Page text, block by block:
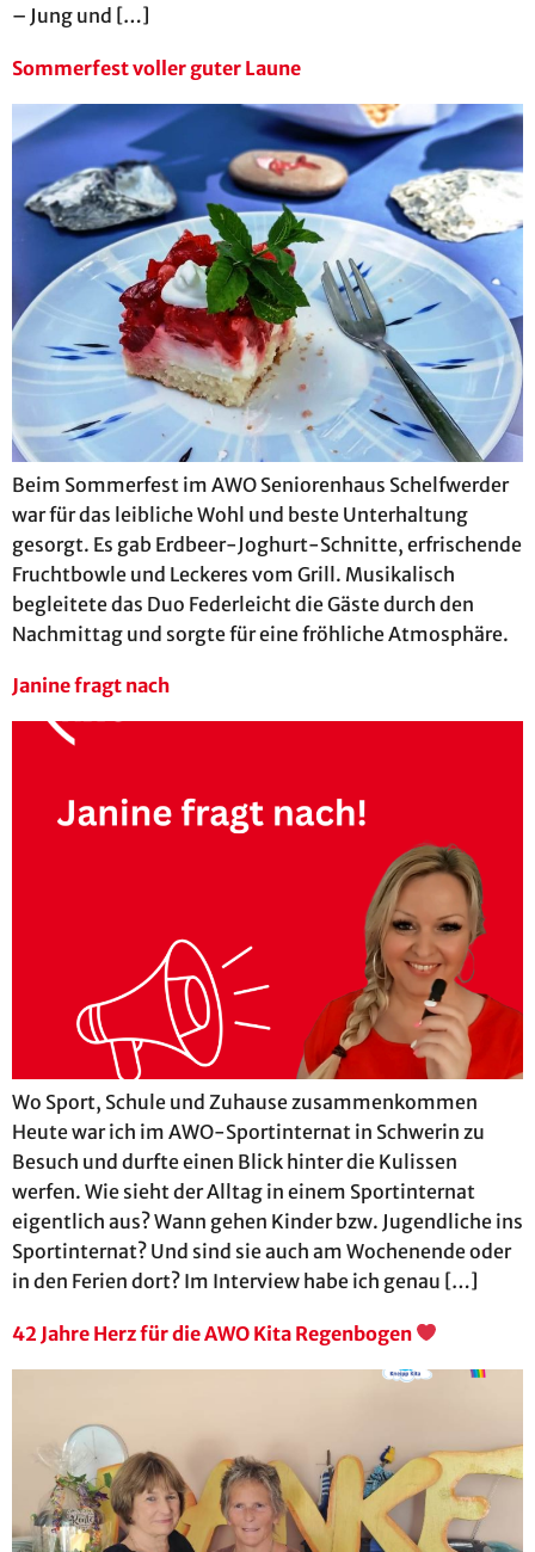
– Jung und […]
Sommerfest voller guter Laune
Beim Sommerfest im AWO Seniorenhaus Schelfwerder
war für das leibliche Wohl und beste Unterhaltung
gesorgt. Es gab Erdbeer-Joghurt-Schnitte, erfrischende
Fruchtbowle und Leckeres vom Grill. Musikalisch
begleitete das Duo Federleicht die Gäste durch den
Nachmittag und sorgte für eine fröhliche Atmosphäre.
Janine fragt nach
Wo Sport, Schule und Zuhause zusammenkommen
Heute war ich im AWO-Sportinternat in Schwerin zu
Besuch und durfte einen Blick hinter die Kulissen
werfen. Wie sieht der Alltag in einem Sportinternat
eigentlich aus? Wann gehen Kinder bzw. Jugendliche ins
Sportinternat? Und sind sie auch am Wochenende oder
in den Ferien dort? Im Interview habe ich genau […]
42 Jahre Herz für die AWO Kita Regenbogen